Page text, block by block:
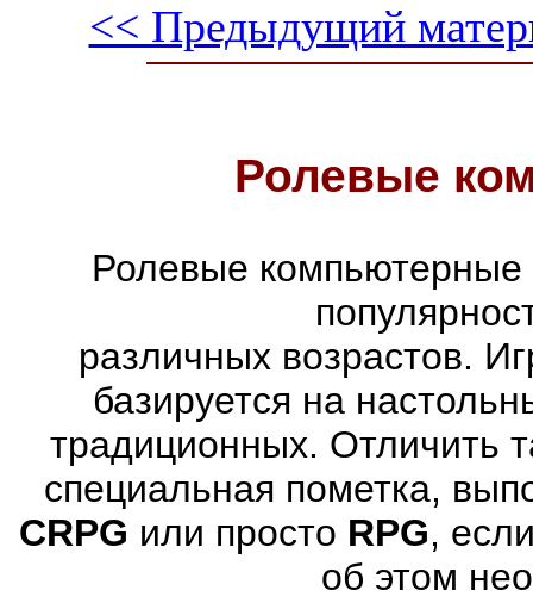
<< Предыдущий
Ролевые
Ролевые компьютерные
различных возрастов.
базируется на
традиционных. Отличить
специальная пометка,
CRPG или просто RPG,
об этом